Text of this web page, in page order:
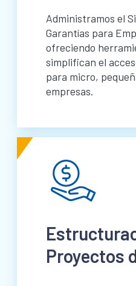
Administramos el
Garantías para
ofreciendo
simplifican el
para micro,
empresas.
Proyectos